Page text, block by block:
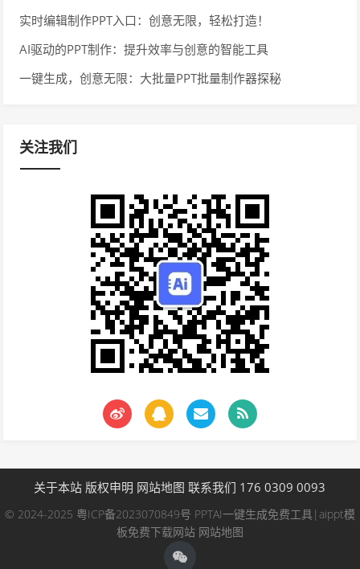
实时编辑制作PPT入口：创意无限，轻松打造！
AI驱动的PPT制作：提升效率与创意的智能工具
一键生成，创意无限：大批量PPT批量制作器探秘
关注我们
关于本站 版权申明 网站地图 联系我们 176 0309 0093
© 2024-2025 粤ICP备2023070849号 PPTAI一键生成免费工具|aippt模
板免费下载网站 网站地图